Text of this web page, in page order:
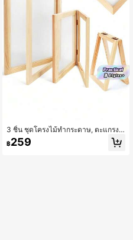
3 ชิ้น ชุดโครงไม้ทำกระดาษ, ตะแกรง
ทำกระดาษไม้, แม่พิมพ์ทำกระดาษ, โคร
งไม้ 3 ขนาด, เหมาะสำหรับงานศิลปะก
฿259